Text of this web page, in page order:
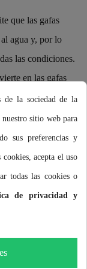
que las gafas
agua y, por lo
las condiciones.
en las gafas
de triatlón donde
saltar las gafas de
FIT)
presión
Ozean ofrecen
gafas. El sistema
de la sociedad de la
sitio web para
sus preferencias y
acepta el uso
todas las cookies o
de privacidad y